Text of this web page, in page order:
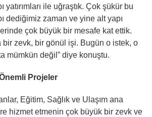
ile uğraştık. Çok şükür bu
dediğimiz zaman ve yine alt yapı
çok büyük bir mesafe kat ettik.
bir zevk, bir gönül işi. Bugün o istek, o
mümkün değil” diye konuştu.
Projeler
Eğitim, Sağlık ve Ulaşım ana
hizmet etmenin çok büyük bir zevk ve